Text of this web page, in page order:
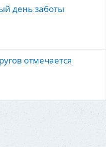
день заботы
отмечается